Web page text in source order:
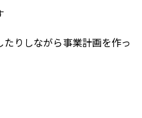
りしながら事業計画を作っ